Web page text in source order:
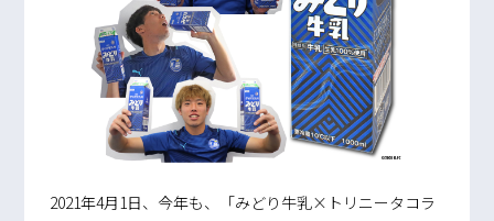
2021年4月1日、今年も、「みどり牛乳×トリニータコラ